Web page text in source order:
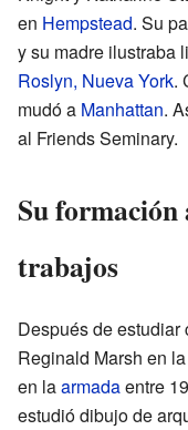
en Hempstead. Su
y su madre ilustraba
Roslyn, Nueva York.
mudó a Manhattan.
al Friends Seminary.
Su
trabajos
Después de estudiar
Reginald Marsh en
en laarmadaentre
estudió dibujo de